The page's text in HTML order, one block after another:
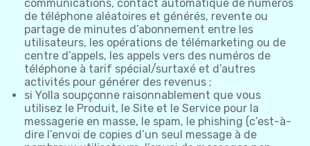
communications, contact automatique de numéros
de téléphone aléatoires et générés, revente ou
partage de minutes d’abonnement entre les
utilisateurs, les opérations de télémarketing ou de
centre d’appels, les appels vers des numéros de
téléphone à tarif spécial/surtaxé et d’autres
activités pour générer des revenus ;
si Yolla soupçonne raisonnablement que vous
utilisez le Produit, le Site et le Service pour la
messagerie en masse, le spam, le phishing (c’est-à-
dire l’envoi de copies d’un seul message à de